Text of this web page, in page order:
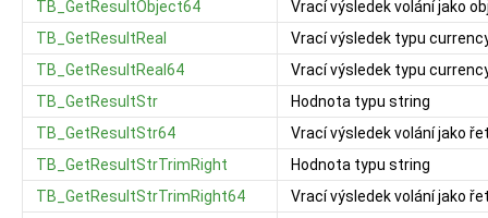
TB_GetResultObject64
Vrací výsledek volání jako
TB_GetResultReal
Vrací výsledek typu
TB_GetResultReal64
Vrací výsledek typu
TB_GetResultStr
Hodnota typu string
TB_GetResultStr64
Vrací výsledek volání jako
TB_GetResultStrTrimRight
Hodnota typu string
TB_GetResultStrTrimRight64
Vrací výsledek volání jako